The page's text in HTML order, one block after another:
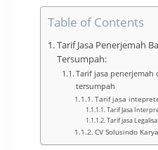
Table of Contents
Tarif Jasa Penerjemah
Tersumpah:
Tarif jasa penerjemah
tersumpah
Tarif jasa
Tarif Jasa
Tarif jasa
CV Solusindo